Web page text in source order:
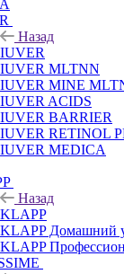
Назад
IUVER
IUVER MLTNN
IUVER MINE
IUVER ACIDS
IUVER BARRIER
IUVER RETINOL
IUVER MEDICA
Назад
KLAPP
KLAPP Домашний
KLAPP